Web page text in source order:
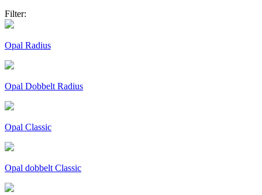
Filter:
Opal Radius
Opal Dobbelt Radius
Opal Classic
Opal dobbelt Classic